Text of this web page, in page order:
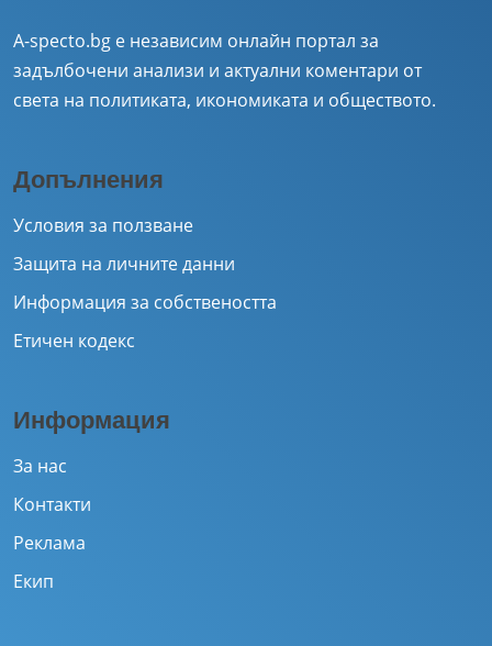
A-specto.bg е независим онлайн портал за
задълбочени анализи и актуални коментари от
света на политиката, икономиката и обществото.
Допълнения
Условия за ползване
Защита на личните данни
Информация за собствеността
Етичен кодекс
Информация
За нас
Контакти
Реклама
Екип